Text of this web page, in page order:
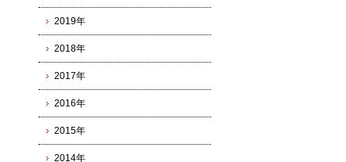
2019年
2018年
2017年
2016年
2015年
2014年